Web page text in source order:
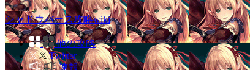
シャドウバース攻略wiki
他の攻略
Twitter
速報